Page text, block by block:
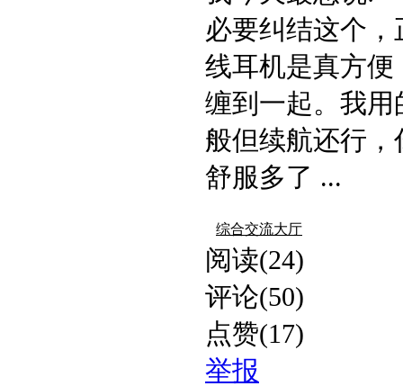
必要纠结这个
线耳机是真方
缠到一起。我用
般但续航还行
舒服多了 ...
综合交流大厅
阅读(24)
评论(50)
点赞(17)
举报